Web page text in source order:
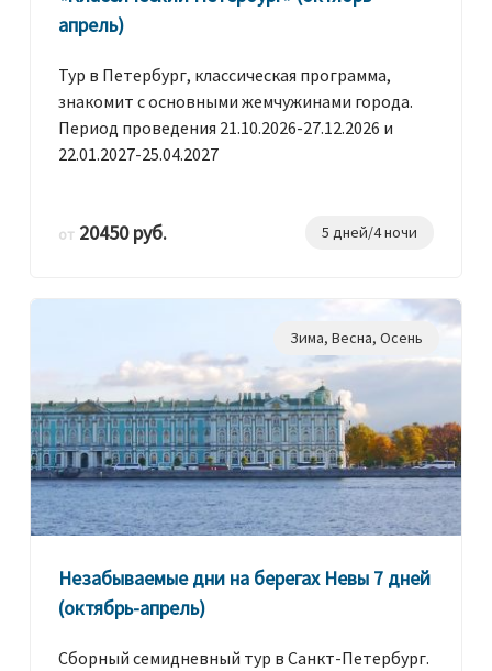
апрель)
Тур в Петербург, классическая программа,
знакомит с основными жемчужинами города.
Период проведения 21.10.2026-27.12.2026 и
22.01.2027-25.04.2027
от 20450 руб. 5 дней/4 ночи
Зима, Весна, Осень
Незабываемые дни на берегах Невы 7 дней
(октябрь-апрель)
Сборный семидневный тур в Санкт-Петербург.